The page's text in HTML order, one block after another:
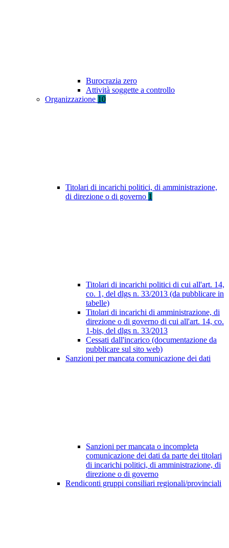
Burocrazia zero
Attività soggette a controllo
Organizzazione 10
Titolari di incarichi politici, di amministrazione,
di direzione o di governo 1
Titolari di incarichi politici di cui all'art. 14,
co. 1, del dlgs n. 33/2013 (da pubblicare in
tabelle)
Titolari di incarichi di amministrazione, di
direzione o di governo di cui all'art. 14, co.
1-bis, del dlgs n. 33/2013
Cessati dall'incarico (documentazione da
pubblicare sul sito web)
Sanzioni per mancata comunicazione dei dati
Sanzioni per mancata o incompleta
comunicazione dei dati da parte dei titolari
di incarichi politici, di amministrazione, di
direzione o di governo
Rendiconti gruppi consiliari regionali/provinciali